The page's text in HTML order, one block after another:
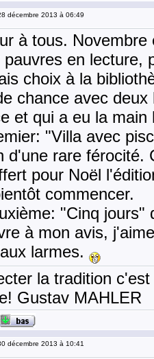
décembre 2013 à 06:49
à tous.
pauvres en lecture,
choix à la
chance avec
et qui a eu la main
"Villa avec
d'une rare férocité.
pour Noël
commencer.
"Cinq jours"
à mon avis,
larmes.
la tradition
Gustav MAHLER
décembre 2013 à 10:41